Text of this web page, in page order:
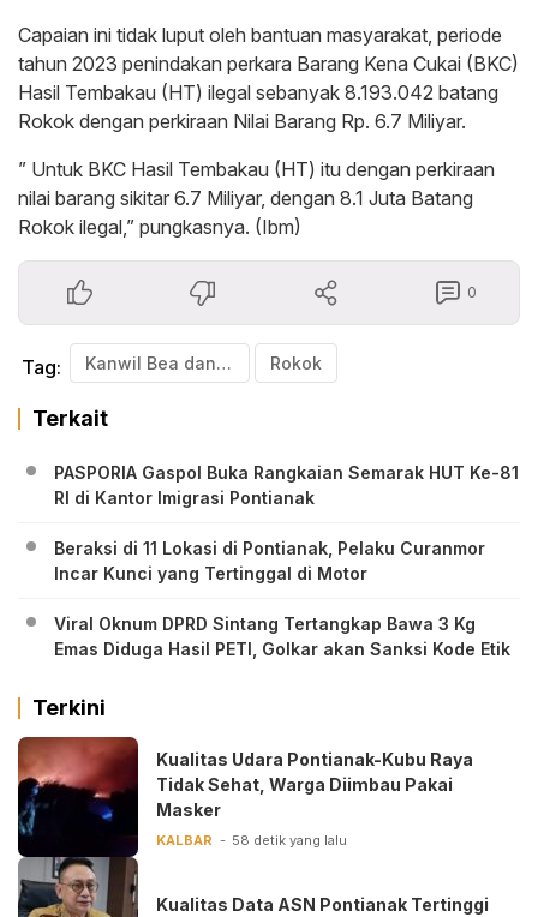
Capaian ini tidak luput oleh bantuan masyarakat, periode
tahun 2023 penindakan perkara Barang Kena Cukai (BKC)
Hasil Tembakau (HT) ilegal sebanyak 8.193.042 batang
Rokok dengan perkiraan Nilai Barang Rp. 6.7 Miliyar.
” Untuk BKC Hasil Tembakau (HT) itu dengan perkiraan
nilai barang sikitar 6.7 Miliyar, dengan 8.1 Juta Batang
Rokok ilegal,” pungkasnya. (Ibm)
0
Tag: Kanwil Bea dan Cukai Kalbagbar Rokok
Terkait
PASPORIA Gaspol Buka Rangkaian Semarak HUT Ke-81
RI di Kantor Imigrasi Pontianak
Beraksi di 11 Lokasi di Pontianak, Pelaku Curanmor
Incar Kunci yang Tertinggal di Motor
Viral Oknum DPRD Sintang Tertangkap Bawa 3 Kg
Emas Diduga Hasil PETI, Golkar akan Sanksi Kode Etik
Terkini
Kualitas Udara Pontianak-Kubu Raya
Tidak Sehat, Warga Diimbau Pakai
Masker
KALBAR 58 detik yang lalu
Kualitas Data ASN Pontianak Tertinggi